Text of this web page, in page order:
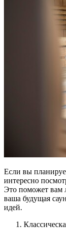
Если вы
интересно
Это поможет вам
ваша будущая
идей.